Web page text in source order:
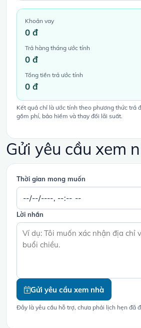
Khoản vay
0 đ
Trả hàng tháng ước tính
0 đ
Tổng tiền trả ước tính
0 đ
Kết quả chỉ là ước tính theo phương thức trả
gồm phí, bảo hiểm và thay đổi lãi suất.
Gửi yêu cầu xem
Thời gian mong muốn
Lời nhắn
Gửi yêu cầu xem nhà
Đây là yêu cầu hỗ trợ, chưa phải lịch hẹn đã